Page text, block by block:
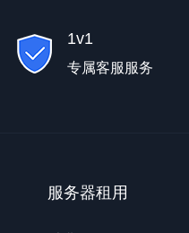
1v1
专属客服服务
服务器租用